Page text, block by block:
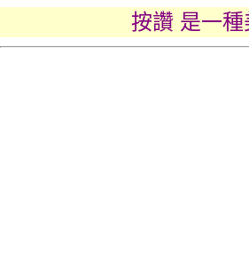
按讚 是一種